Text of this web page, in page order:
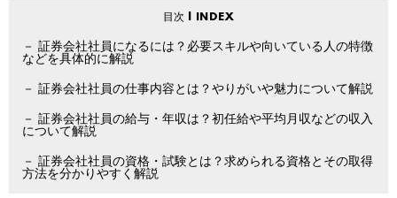
証券会社社員になるには？必要スキルや向いている人の特徴
などを具体的に解説
証券会社社員の仕事内容とは？やりがいや魅力について解説
証券会社社員の給与・年収は？初任給や平均月収などの収入
について解説
証券会社社員の資格・試験とは？求められる資格とその取得
方法を分かりやすく解説